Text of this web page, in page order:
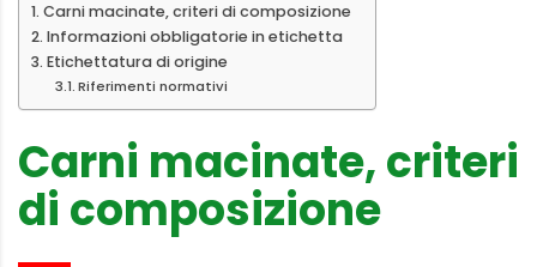
Carni macinate, criteri di composizione
Informazioni obbligatorie in etichetta
Etichettatura di origine
Riferimenti normativi
Carni macinate, criteri
di composizione